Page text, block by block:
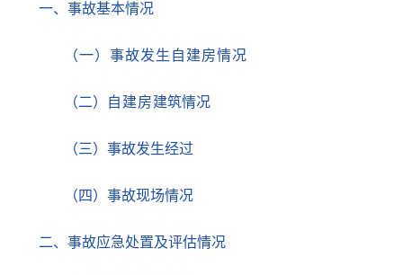
一、事故基本情况
（一）事故发生自建房情况
（二） 自建房建筑情况
（三）事故发生经过
（四）事故现场情况
二、事故应急处置及评估情况